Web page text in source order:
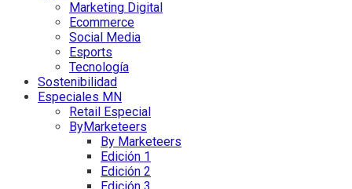
Marketing Digital
Ecommerce
Social Media
Esports
Tecnología
Sostenibilidad
Especiales MN
Retail Especial
ByMarketeers
By Marketeers
Edición 1
Edición 2